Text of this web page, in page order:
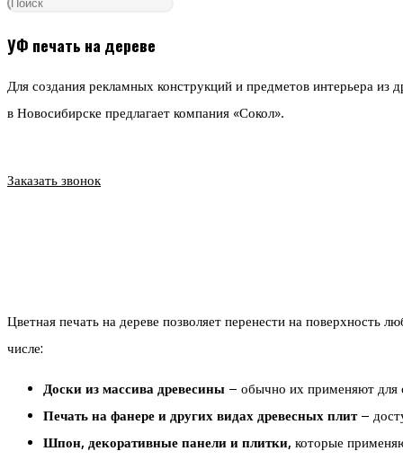
по
УФ печать на дереве
Для создания рекламных конструкций и предметов интерьера
в Новосибирске предлагает компания «Сокол».
Заказать звонок
Цветная печать на дереве позволяет перенести на поверхность
числе:
Доски из массива древесины – обычно их применяют для
Печать на фанере и других видах древесных плит–
Шпон, декоративные панели и плитки, которые